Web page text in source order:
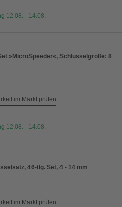
12.08. - 14.08.
»MicroSpeeder«, Schlüsselgröße: 8
im Markt prüfen
12.08. - 14.08.
46-tlg. Set, 4 - 14 mm
im Markt prüfen